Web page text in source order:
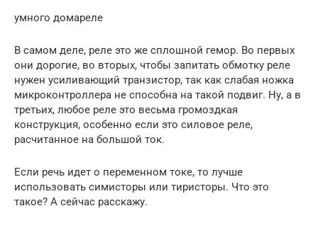
умного домареле
В самом деле, реле это же сплошной гемор. Во первых
они дорогие, во вторых, чтобы запитать обмотку реле
нужен усиливающий транзистор, так как слабая ножка
микроконтроллера не способна на такой подвиг. Ну, а в
третьих, любое реле это весьма громоздкая
конструкция, особенно если это силовое реле,
расчитанное на большой ток.
Если речь идет о переменном токе, то лучше
использовать симисторы или тиристоры. Что это
такое? А сейчас расскажу.